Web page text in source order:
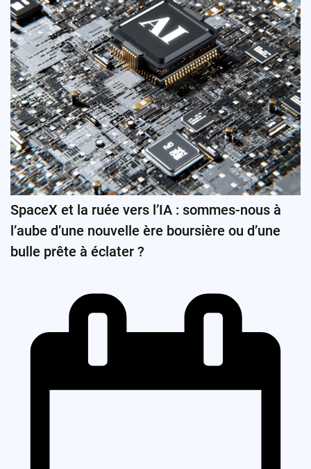
SpaceX et la ruée vers l’IA : sommes-nous à
l’aube d’une nouvelle ère boursière ou d’une
bulle prête à éclater ?